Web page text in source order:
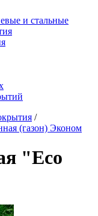
и стальные
/
(газон) Эконом
"Eco